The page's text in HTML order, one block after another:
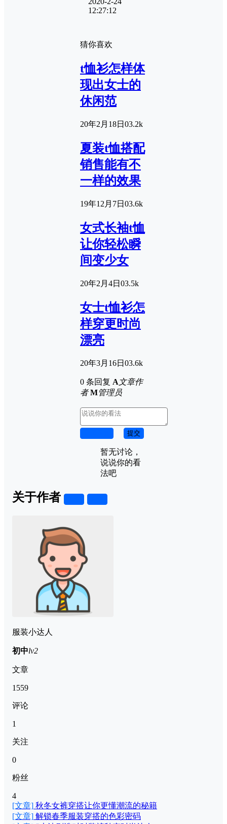
12:27:12
猜你喜欢
t恤衫怎样体
现出女士的
休闲范
20年2月18日 03.2k
夏装t恤搭配
销售能有不
一样的效果
19年12月7日 03.6k
女式长袖t恤
让你轻松瞬
间变少女
20年2月4日 03.5k
女士t恤衫怎
样穿更时尚
漂亮
20年3月16日 03.6k
0 条回复 A文章作
者 M管理员
提交
暂无讨论，
说说你的看
法吧
关于作者
服装小达人
初中lv2
文章
1559
评论
1
关注
0
粉丝
4
[文章] 秋冬女裤穿搭让你更懂潮流的秘籍
[文章] 解锁春季服装穿搭的色彩密码